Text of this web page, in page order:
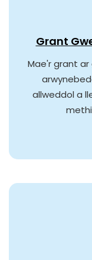
Grant
Mae'r grant
allweddol a